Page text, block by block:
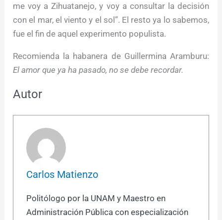
me voy a Zihuatanejo, y voy a consultar la decisión
con el mar, el viento y el sol”. El resto ya lo sabemos,
fue el fin de aquel experimento populista.
Recomienda la habanera de Guillermina Aramburu:
El amor que ya ha pasado, no se debe recordar.
Autor
Carlos Matienzo
Politólogo por la UNAM y Maestro en
Administración Pública con especialización